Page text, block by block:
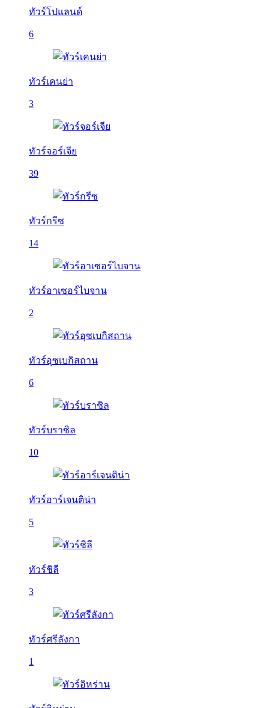
ทัวร์โปแลนด์
6
ทัวร์เคนย่า
3
ทัวร์จอร์เจีย
39
ทัวร์กรีซ
14
ทัวร์อาเซอร์ไบจาน
2
ทัวร์อุซเบกิสถาน
6
ทัวร์บราซิล
10
ทัวร์อาร์เจนติน่า
5
ทัวร์ชิลี
3
ทัวร์ศรีลังกา
1